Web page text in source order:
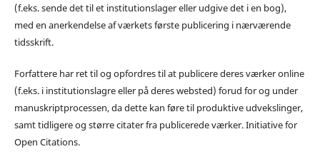
(f.eks. sende det til et institutionslager eller udgive det i en bog),
med en anerkendelse af værkets første publicering i nærværende
tidsskrift.
Forfattere har ret til og opfordres til at publicere deres værker online
(f.eks. i institutionslagre eller på deres websted) forud for og under
manuskriptprocessen, da dette kan føre til produktive udvekslinger,
samt tidligere og større citater fra publicerede værker. Initiative for
Open Citations.